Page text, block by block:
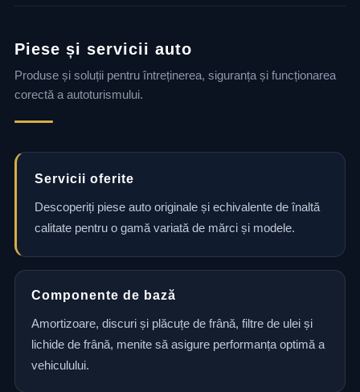
Piese și servicii auto
Produse și soluții pentru întreținerea, siguranța și funcționarea
corectă a autoturismului.
Servicii oferite
Descoperiți piese auto originale și echivalente de înaltă
calitate pentru o gamă variată de mărci și modele.
Componente de bază
Amortizoare, discuri și plăcuțe de frână, filtre de ulei și
lichide de frână, menite să asigure performanța optimă a
vehiculului.